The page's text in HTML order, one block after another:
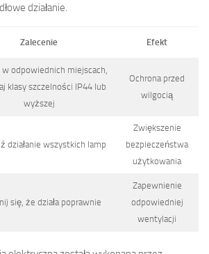
działanie.
Zalecenie Efekt
odpowiednich miejscach,
klasy szczelności IP44 lub
wyższej
Ochrona przed
wilgocią
działanie wszystkich lamp
Zwiększenie
bezpieczeństwa
użytkowania
się, że działa poprawnie
Zapewnienie
odpowiedniej
wentylacji